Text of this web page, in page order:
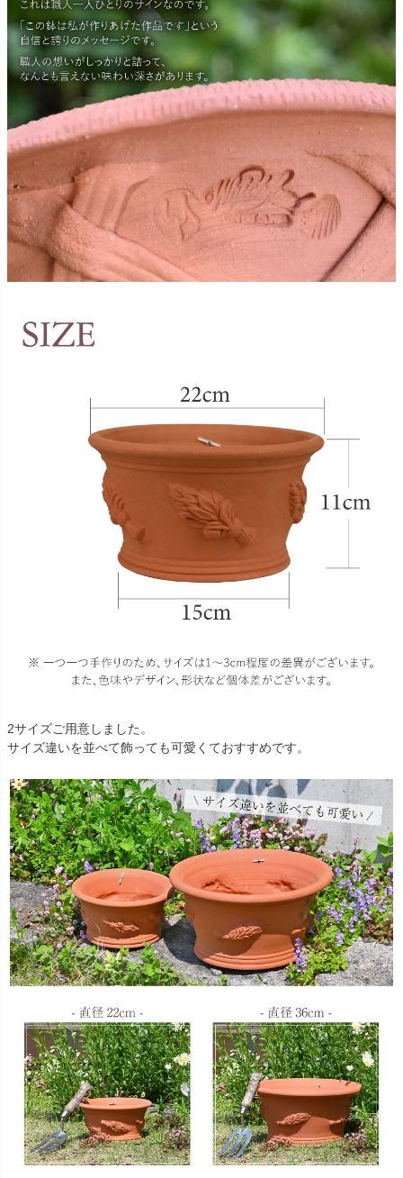
2サイズご用意しました。
サイズ違いを並べて飾っても可愛くておすすめです。